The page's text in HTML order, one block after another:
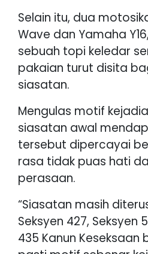
Selain itu, dua
Wave dan Yamaha
sebuah topi keledar
pakaian turut disita
siasatan.
Mengulas motif
siasatan awal
tersebut dipercayai
rasa tidak puas hati
perasaan.
“Siasatan masih
Seksyen 427, Seksyen
435 Kanun Keseksaan